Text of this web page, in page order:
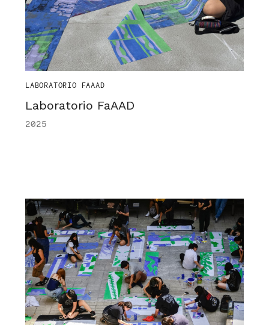
LABORATORIO FAAAD
Laboratorio FaAAD
2025